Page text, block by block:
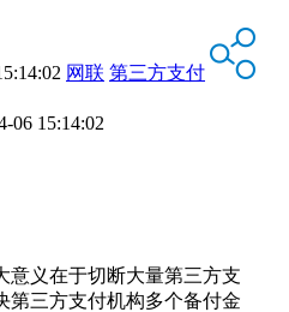
网联 第三方支付
15:14:02
意义在于切断大量第三方支
第三方支付机构多个备付金